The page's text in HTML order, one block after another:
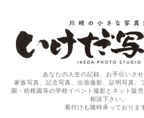
あなたの人生の記録、お手伝いさせ
家族写真、記念写真、出張撮影、証明写真、
園・幼稚園等の学校イベント撮影とネット販
相談下さい。
着付けも随時承っておりま